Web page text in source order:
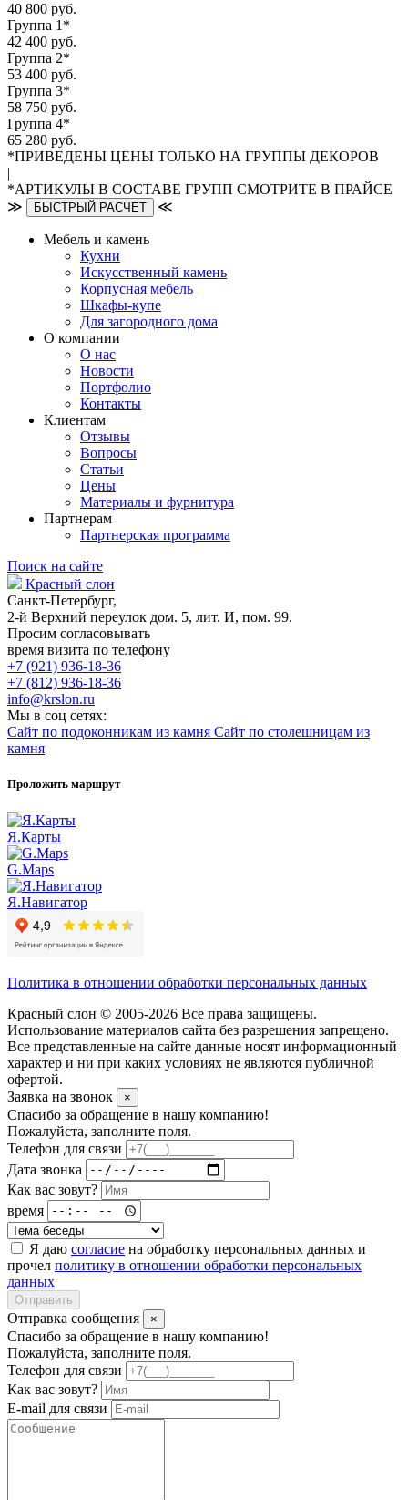
40 800 руб.
Группа 1*
42 400 руб.
Группа 2*
53 400 руб.
Группа 3*
58 750 руб.
Группа 4*
65 280 руб.
*ПРИВЕДЕНЫ ЦЕНЫ ТОЛЬКО НА ГРУППЫ ДЕКОРОВ
|
*АРТИКУЛЫ В СОСТАВЕ ГРУПП СМОТРИТЕ В ПРАЙСЕ
≫
БЫСТРЫЙ РАСЧЕТ ≪
Мебель и камень
Кухни
Искусственный камень
Корпусная мебель
Шкафы-купе
Для загородного дома
О компании
О нас
Новости
Портфолио
Контакты
Клиентам
Отзывы
Вопросы
Статьи
Цены
Материалы и фурнитура
Партнерам
Партнерская программа
Поиск на сайте
Красный слон
Санкт-Петербург,
2-й Верхний переулок дом. 5, лит. И, пом. 99.
Просим согласовывать
время визита по телефону
+7 (921) 936-18-36
+7 (812) 936-18-36
info@krslon.ru
Мы в соц сетях:
Сайт по подоконникам из камня Сайт по столешницам из
камня
Проложить маршрут
Я.Карты
G.Maps
Я.Навигатор
Политика в отношении обработки персональных данных
Красный слон © 2005-2026 Все права защищены.
Использование материалов сайта без разрешения запрещено.
Все представленные на сайте данные носят информационный
характер и ни при каких условиях не являются публичной
офертой.
Заявка на звонок
×
Спасибо за обращение в нашу компанию!
Пожалуйста, заполните поля.
Телефон для связи
Дата звонка
Как вас зовут?
время
Я даю согласие на обработку персональных данных и
прочел политику в отношении обработки персональных
данных
Отправить
Отправка сообщения ×
Спасибо за обращение в нашу компанию!
Пожалуйста, заполните поля.
Телефон для связи
Как вас зовут?
E-mail для связи